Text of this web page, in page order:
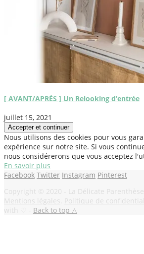
[ AVANT/APRÈS ] Un Relooking d’entrée
juillet 15, 2021
Nous utilisons des cookies pour vous
expérience sur notre site. Si vous
nous considérerons que vous acceptez
En savoir plus
Facebook Twitter Instagram Pinterest
Copyright © 2020 - La Délicate
Mentions légales Politique de
with ♡ - Back to top △